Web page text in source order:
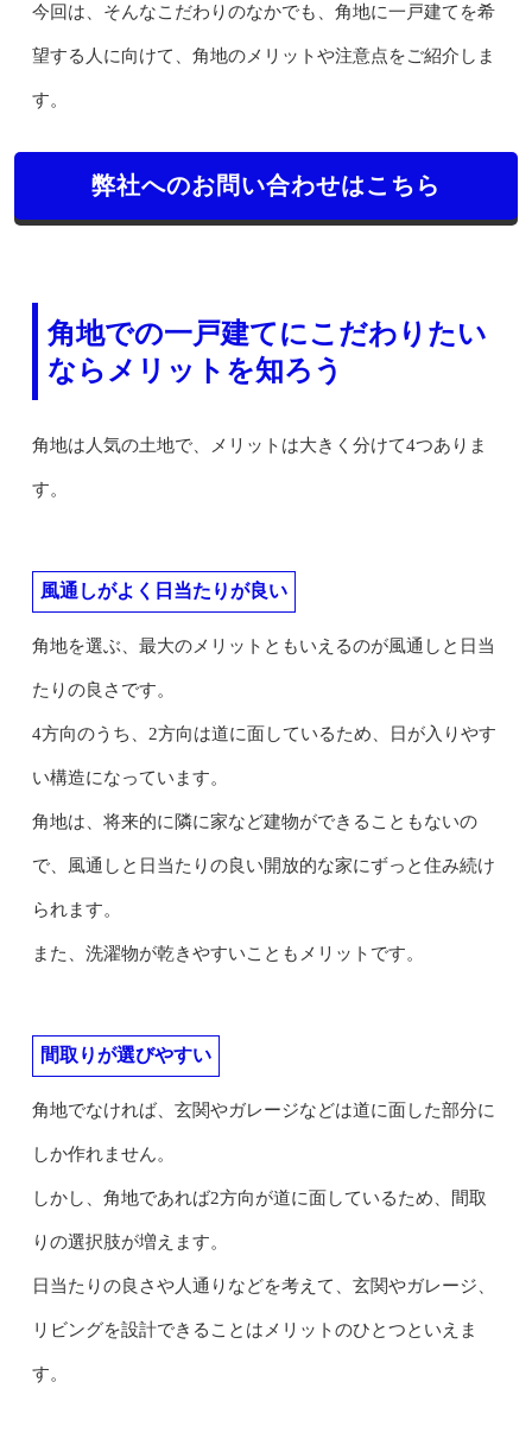
今回は、そんなこだわりのなかでも、角地に一戸建てを希
望する人に向けて、角地のメリットや注意点をご紹介しま
す。
弊社へのお問い合わせはこちら
角地での一戸建てにこだわりたい
ならメリットを知ろう
角地は人気の土地で、メリットは大きく分けて4つありま
す。
風通しがよく日当たりが良い
角地を選ぶ、最大のメリットともいえるのが風通しと日当
たりの良さです。
4方向のうち、2方向は道に面しているため、日が入りやす
い構造になっています。
角地は、将来的に隣に家など建物ができることもないの
で、風通しと日当たりの良い開放的な家にずっと住み続け
られます。
また、洗濯物が乾きやすいこともメリットです。
間取りが選びやすい
角地でなければ、玄関やガレージなどは道に面した部分に
しか作れません。
しかし、角地であれば2方向が道に面しているため、間取
りの選択肢が増えます。
日当たりの良さや人通りなどを考えて、玄関やガレージ、
リビングを設計できることはメリットのひとつといえま
す。